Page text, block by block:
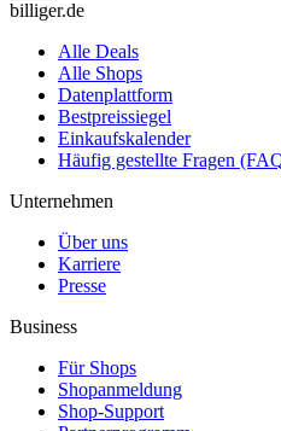
billiger.de
Alle Deals
Alle Shops
Datenplattform
Bestpreissiegel
Einkaufskalender
Häufig gestellte Fragen
Unternehmen
Über uns
Karriere
Presse
Business
Für Shops
Shopanmeldung
Shop-Support